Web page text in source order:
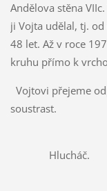
Andělova stěna
ji Vojta udělal, tj.
48 let. Až v roce
kruhu přímo k
Vojtovi přejeme
soustrast.
Hlucháč.